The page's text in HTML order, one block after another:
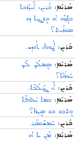
ܡܰܪܝܰܡ: ܟܰܪܝܢ، ܐܰܝܕܰܪܒܐ
ܟܐܷܙܙܶܗ ܐܘ ܗܷܪܓܐ ܕܘ
ܣܘܪܰܝܬ؟
ܟܰܪܝܢ:ܛܰܘܘܐ، ܬܰܘܕܝ.
ܡܰܪܝܰܡ:ܣܷܡܠܰܟ݂ ܠܰܟ݂
ܚܰܘܪܳܢܶܐ؟
ܟܰܪܝܢ: ܐܶ، ܓ݂ܰܠܰܒܶܐ.
ܡܰܪܝܰܡ: ܟܡܐ ܝܳܠܘܦܶܐ
ܟܷܬܟ݂ܘ ܒܘ ܣܷܕܪܐ؟
ܟܰܪܝܢ:ܚܰܡܫܰܥܣܰܪ.
ܡܰܪܝܰܡ: ܡܰܢ ܝܐ ܐܘ